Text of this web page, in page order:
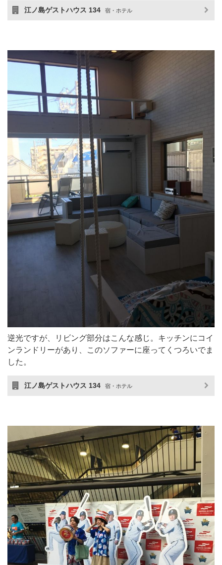
江ノ島ゲストハウス 134 宿・ホテル
逆光ですが、リビング部分はこんな感じ。キッチンにコイ
ンランドリーがあり、このソファーに座ってくつろいでま
した。
江ノ島ゲストハウス 134 宿・ホテル